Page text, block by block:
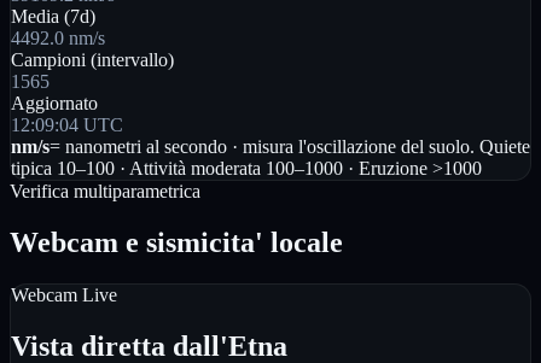
Media (7d)
4492.0 nm/s
Campioni (intervallo)
1565
Aggiornato
12:09:04 UTC
nm/s= nanometri al secondo · misura l'oscillazione del suolo. Quiete
tipica 10–100 · Attività moderata 100–1000 · Eruzione >1000
Verifica multiparametrica
Webcam e sismicita' locale
Webcam Live
Vista diretta dall'Etna